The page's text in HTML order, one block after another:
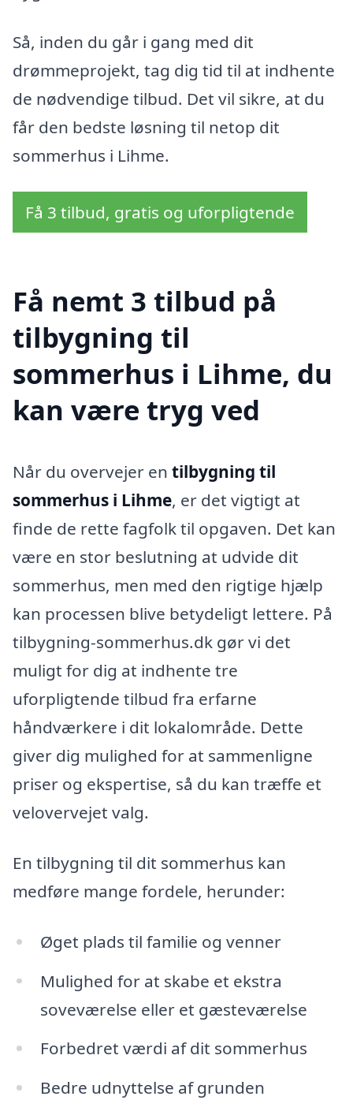
Så, inden du går i gang med dit
drømmeprojekt, tag dig tid til at indhente
de nødvendige tilbud. Det vil sikre, at du
får den bedste løsning til netop dit
sommerhus i Lihme.
Få 3 tilbud, gratis og uforpligtende
Få nemt 3 tilbud på
tilbygning til
sommerhus i Lihme, du
kan være tryg ved
Når du overvejer en tilbygning til
sommerhus i Lihme, er det vigtigt at
finde de rette fagfolk til opgaven. Det kan
være en stor beslutning at udvide dit
sommerhus, men med den rigtige hjælp
kan processen blive betydeligt lettere. På
tilbygning-sommerhus.dk gør vi det
muligt for dig at indhente tre
uforpligtende tilbud fra erfarne
håndværkere i dit lokalområde. Dette
giver dig mulighed for at sammenligne
priser og ekspertise, så du kan træffe et
velovervejet valg.
En tilbygning til dit sommerhus kan
medføre mange fordele, herunder:
Øget plads til familie og venner
Mulighed for at skabe et ekstra
soveværelse eller et gæsteværelse
Forbedret værdi af dit sommerhus
Bedre udnyttelse af grunden